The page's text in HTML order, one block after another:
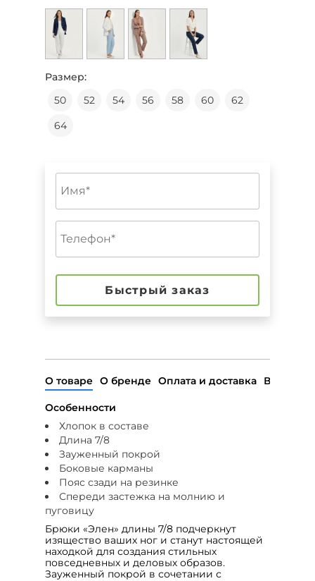
Размер:
50
52 54 56 58 60
62
64
Быстрый заказ
О товаре О бренде Оплата и доставка Возврат
Особенности
Хлопок в составе
Длина 7/8
Зауженный покрой
Боковые карманы
Пояс сзади на резинке
Спереди застежка на молнию и
пуговицу
Брюки «Элен» длины 7/8 подчеркнут
изящество ваших ног и станут настоящей
находкой для создания стильных
повседневных и деловых образов.
Зауженный покрой в сочетании с